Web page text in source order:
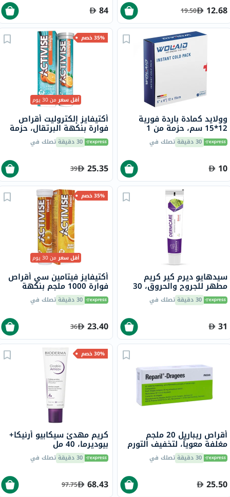
12.68
19.50
84
وولايد كمادة باردة فورية
12*15 سم، حزمة من 1
30 دقيقة تصلك في
10
35% خصم
أقل سعرمن 30 يوم
أكتيفايز إلكتروليت أقراص
فوارة بنكهة البرتقال، حزمة
من 20 30 دقيقة تصلك في
25.35
39
سيدهايو ديرم كير كريم
مطهر للجروح والحروق، 30
جرام 30 دقيقة تصلك في
31
35% خصم
أقل سعرمن 30 يوم
أكتيفايز فيتامين سي أقراص
فوارة 1000 ملجم بنكهة
البرتقال حزمة من 20
30 دقيقة تصلك في
23.40
36
أقراص ريباريِل 20 ملجم
مغلفة معوياً، لتخفيف التورم
والاحتباس، 40 قطعة
30 دقيقة تصلك في
25.50
30% خصم
كريم مهدئ سيكابيو أرنيكا+
بيوديرما، 40 مل
30 دقيقة تصلك في
68.43
97.75